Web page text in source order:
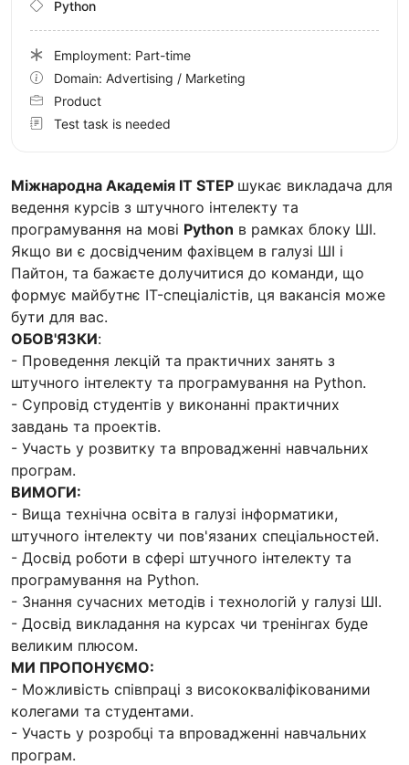
Міжнародна Академія IT STEP шукає викладача для
ведення курсів з штучного інтелекту та
програмування на мові Python в рамках блоку ШІ.
Якщо ви є досвідченим фахівцем в галузі ШІ і
Пайтон, та бажаєте долучитися до команди, що
формує майбутнє IT-спеціалістів, ця вакансія може
бути для вас.
ОБОВ'ЯЗКИ:
- Проведення лекцій та практичних занять з
штучного інтелекту та програмування на Python.
- Супровід студентів у виконанні практичних
завдань та проектів.
- Участь у розвитку та впровадженні навчальних
програм.
ВИМОГИ:
- Вища технічна освіта в галузі інформатики,
штучного інтелекту чи пов'язаних спеціальностей.
- Досвід роботи в сфері штучного інтелекту та
програмування на Python.
- Знання сучасних методів і технологій у галузі ШІ.
- Досвід викладання на курсах чи тренінгах буде
великим плюсом.
МИ ПРОПОНУЄМО:
- Можливість співпраці з висококваліфікованими
колегами та студентами.
- Участь у розробці та впровадженні навчальних
програм.
Python
Employment: Part-time
Domain: Advertising / Marketing
Product
Test task is needed